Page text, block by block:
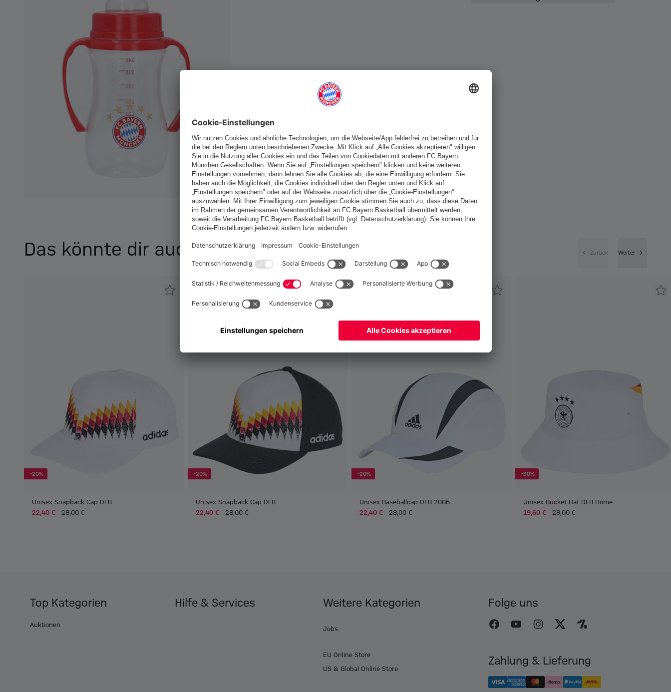
Das könnte dir auch gefallen Zurück Weiter
-20%
Unisex Snapback Cap DFB
22,40 €
28,00 €
-20%
Unisex Snapback Cap DFB
22,40 €
28,00 €
-20%
Unisex Baseballcap DFB 2006
22,40 €
28,00 €
-30%
Unisex Bucket Hat DFB Home
19,60 €
28,00 €
Top Kategorien
Auktionen
Hilfe & Services Weitere Kategorien
Jobs
EU Online Store
US & Global Online Store
Folge uns
Zahlung & Lieferung
Möchtest du im StoreDeutschlandbleiben?
Ja,Deutschland, um dorthin zu liefern!